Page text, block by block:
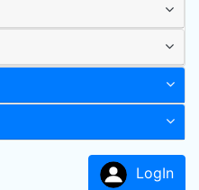
LogIn